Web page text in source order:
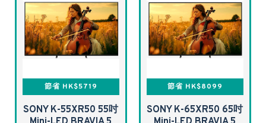
節省 HK$5719
SONY K-55XR50 55吋
節省 HK$8099
SONY K-65XR50 65吋